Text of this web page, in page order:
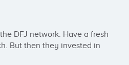
DFJ network. Have a fresh
But then they invested in